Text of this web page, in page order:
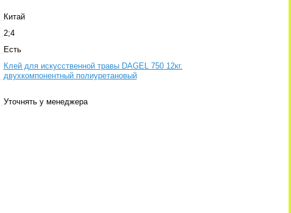
Китай
2;4
Есть
Клей для искусственной травы DAGEL 750 12кг.
двухкомпонентный полиуретановый
Уточнять у менеджера